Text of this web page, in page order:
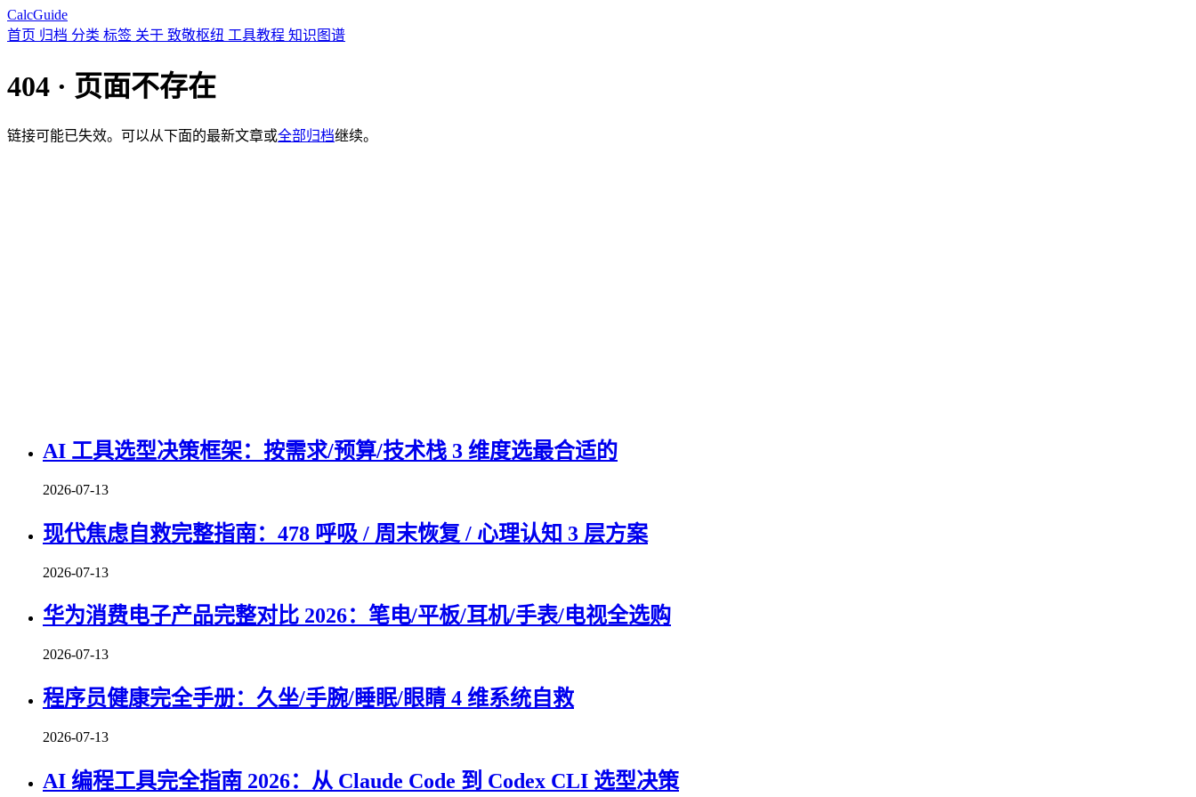
CalcGuide
首页 归档 分类 标签 关于 致敬枢纽 工具教程 知识图谱
404 · 页面不存在
链接可能已失效。可以从下面的最新文章或全部归档继续。
AI 工具选型决策框架：按需求/预算/技术栈 3 维度选最合适的
2026-07-13
现代焦虑自救完整指南：478 呼吸 / 周末恢复 / 心理认知 3 层方案
2026-07-13
华为消费电子产品完整对比 2026：笔电/平板/耳机/手表/电视全选购
2026-07-13
程序员健康完全手册：久坐/手腕/睡眠/眼睛 4 维系统自救
2026-07-13
AI 编程工具完全指南 2026：从 Claude Code 到 Codex CLI 选型决策